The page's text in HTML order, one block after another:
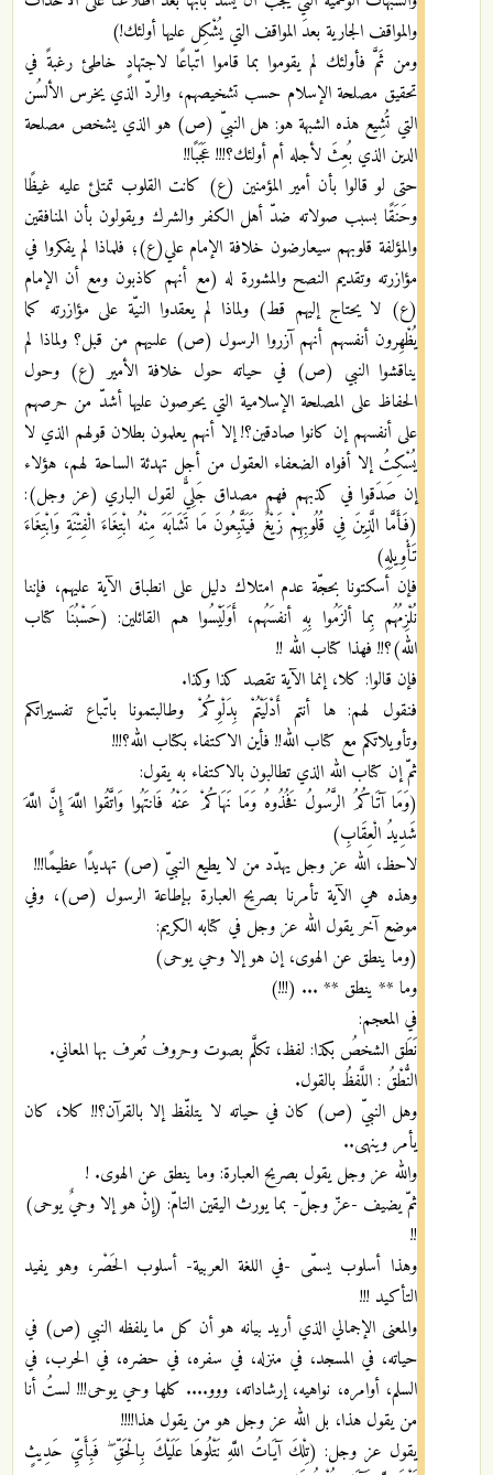
والمواقف الجارية بعدَ المواقف التي يُشْكِل عليها أولئك!)
ومن ثَمَّ فأولئك لم يقوموا بما قاموا اتّباعًا لاجتهادٍ خاطئ رغبةً في
تحقيق مصلحة الإسلام حسب تشخيصهم، والردّ الذي يخرس الألسُن
التي تُشِيع هذه الشبهة هو: هل النبيّ (ص) هو الذي يشخص مصلحة
الدين الذي بُعِثَ لأجله أم أولئك؟!!! عَجَبًا!!
حتى لو قالوا بأن أمير المؤمنين (ع) كانت القلوب تمتلئ عليه غيظًا
وحَنَقًا بسبب صولاته ضدّ أهل الكفر والشرك ويقولون بأن المنافقين
والمؤلفة قلوبهم سيعارضون خلافة الإمام علي(ع)؛ فلماذا لم يفكروا في
مؤازرته وتقديم النصح والمشورة له (مع أنهم كاذبون ومع أن الإمام
(ع) لا يحتاج إليهم قط) ولماذا لم يعقدوا النيّة على مؤازرته كما
يُظْهِرون أنفسهم أنهم آزروا الرسول (ص) علىيهم من قبل؟ ولماذا لم
يناقشوا النبي (ص) في حياته حول خلافة الأمير (ع) وحول
الحفاظ على المصلحة الإسلامية التي يحرصون عليها أشدّ من حرصهم
على أنفسهم إن كانوا صادقين؟! إلا أنهم يعلمون بطلان قولهم الذي لا
يُسْكِتُ إلا أفواه الضعفاء العقول من أجل تهدئة الساحة لهم، هؤلاء
إن صَدَقوا في كذبهم فهم مصداق جَلِيٌّ لقول الباري (عز وجل):
(فَأَمَّا الَّذِينَ فِي قُلُوبِهِمْ زَيْغٌ فَيَتَّبِعُونَ مَا تَشَابَهَ مِنْهُ ابْتِغَاءَ الْفِتْنَةِ وَابْتِغَاءَ
تَأْوِيلِهِ)
فإن أسكتونا بحجّة عدم امتلاك دليل على انطباق الآية عليهم، فإننا
نُلْزِمُهُم بِما ألزَمُوا بِهِ أنفسَهُم، أَوَلَيْسُوا هم القائلين: (حَسْبُنَا كتاب
الله)؟!! فهذا كتاب الله !!
فإن قالوا: كلا، إنما الآية تقصد كذا وكذا.
فنقول لهم: ها أنتم أَدْلَيْتُمْ بِدَلْوِكُمْ وطالبتمونا باتّباع تفسيراتكم
وتأويلاتكم مع كتاب الله!! فأين الاكتفاء بكتاب الله؟!!!
ثمّ إن كتاب الله الذي تطالبون بالاكتفاء به يقول:
(وَمَا آتَاكُمُ الرَّسُولُ فَخُذُوهُ وَمَا نَهَاكُمْ عَنْهُ فَانتَهُوا وَاتَّقُوا اللَّهَ إِنَّ اللَّهَ
شَدِيدُ الْعِقَابِ)
لاحظ، الله عز وجل يهدّد من لا يطيع النبيّ (ص) تهديدًا عظيمًا!!!
وهذه هي الآية تأمرنا بصريح العبارة بإطاعة الرسول (ص)، وفي
موضع آخر يقول الله عز وجل في كتابه الكريم:
(وما ينطق عن الهوى، إن هو إلا وحي يوحى)
وما ** ينطق ** ... (!!!)
في المعجم:
نَطَق الشخصُ بكذا: لفظ، تكلَّم بصوت وحروف تُعرف بها المعاني.
النُّطْقُ : اللَّفظُ بالقول.
وهل النبيّ (ص) كان في حياته لا يتلفّظ إلا بالقرآن؟!! كلا، كان
يأمر وينهى..
والله عز وجل يقول بصريح العبارة: وما ينطق عن الهوى. !
ثمّ يضيف -عزّ وجلّ- بما يورث اليقين التامّ: (إِنْ هو إلا وحيٌ يوحى)
!!
وهذا أسلوب يسمّى -في اللغة العربية- أسلوب الحَصْر، وهو يفيد
التأكيد !!!
والمعنى الإجمالي الذي أريد بيانه هو أن كل ما يلفظه النبي (ص) في
حياته، في المسجد، في منزله، في سفره، في حضره، في الحرب، في
السلم، أوامره، نواهيه، إرشاداته، ووو.... كلها وحي يوحى!!! لستُ أنا
من يقول هذا، بل الله عز وجل هو من يقول هذا!!!!
يقول عز وجل: (تِلْكَ آيَاتُ اللَّهِ نَتْلُوهَا عَلَيْكَ بِالْحَقِّ ۖ فَبِأَيِّ حَدِيثٍ